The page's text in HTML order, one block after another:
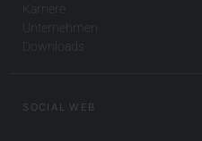
Karriere
Unternehmen
Downloads
SOCIAL WEB